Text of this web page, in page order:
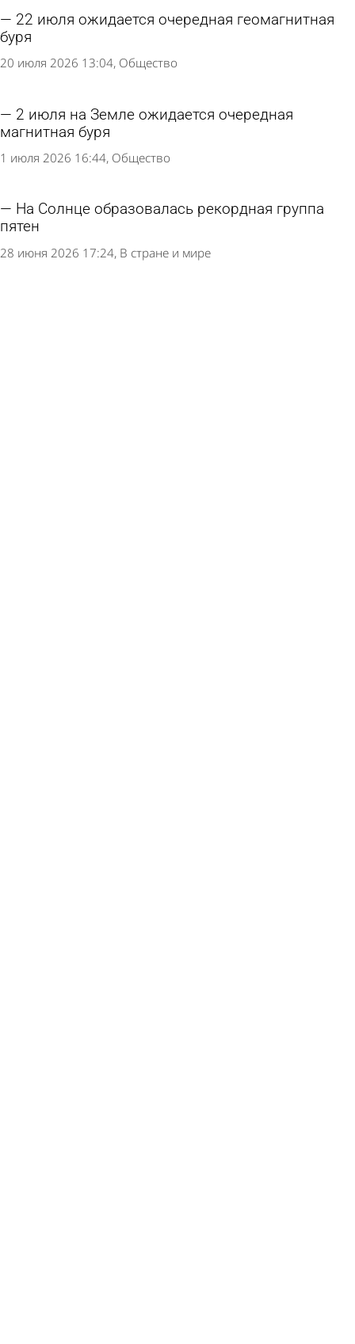
22 июля ожидается очередная геомагнитная
буря
20 июля 2026 13:04 Общество
2 июля на Земле ожидается очередная
магнитная буря
1 июля 2026 16:44 Общество
На Солнце образовалась рекордная группа
пятен
28 июня 2026 17:24 В стране и мире